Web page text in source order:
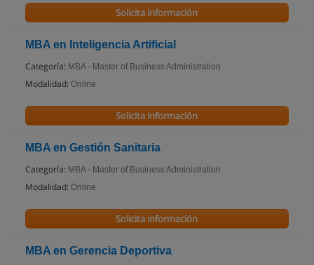
Solicita información
MBA en Inteligencia Artificial
Categoría: MBA - Master of Business Administration
Modalidad: Online
Solicita información
MBA en Gestión Sanitaria
Categoría: MBA - Master of Business Administration
Modalidad: Online
Solicita información
MBA en Gerencia Deportiva